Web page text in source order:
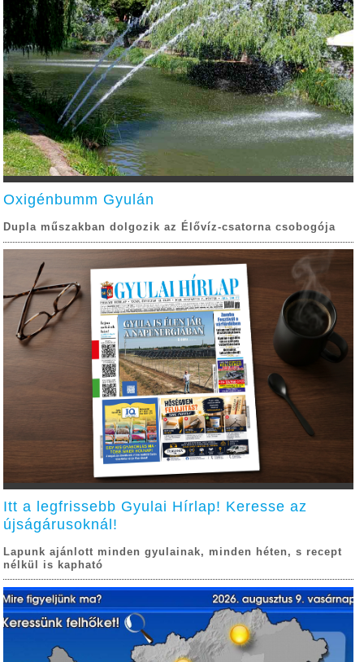
Oxigénbumm Gyulán
Dupla műszakban dolgozik az Élővíz-csatorna csobogója
Itt a legfrissebb Gyulai Hírlap! Keresse az
újságárusoknál!
Lapunk ajánlott minden gyulainak, minden héten, s recept
nélkül is kapható